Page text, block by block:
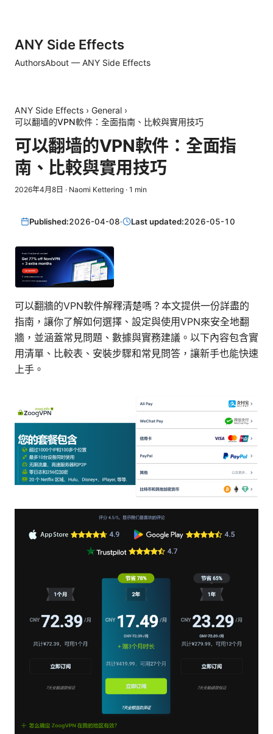
ANY Side Effects
AuthorsAbout — ANY Side Effects
ANY Side Effects › General ›
可以翻墙的VPN軟件：全面指南、比較與實用技巧
可以翻墙的VPN軟件：全面指
南、比較與實用技巧
2026年4月8日 · Naomi Kettering · 1 min
Published:2026-04-08· Last updated:2026-05-10
可以翻牆的VPN軟件解釋清楚嗎？本文提供一份詳盡的
指南，讓你了解如何選擇、設定與使用VPN來安全地翻
牆，並涵蓋常見問題、數據與實務建議。以下內容包含實
用清單、比較表、安裝步驟和常見問答，讓新手也能快速
上手。